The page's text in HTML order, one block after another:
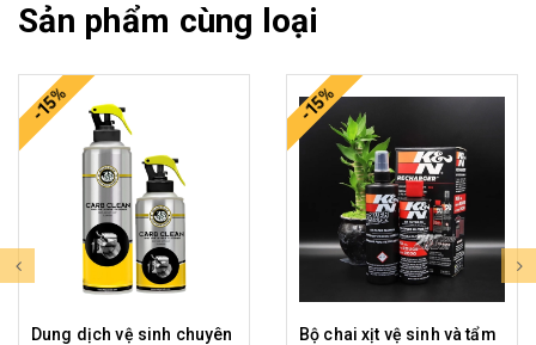
Sản phẩm cùng loại
-15%
Dung dịch vệ sinh chuyên
-15%
Bộ chai xịt vệ sinh và tẩm